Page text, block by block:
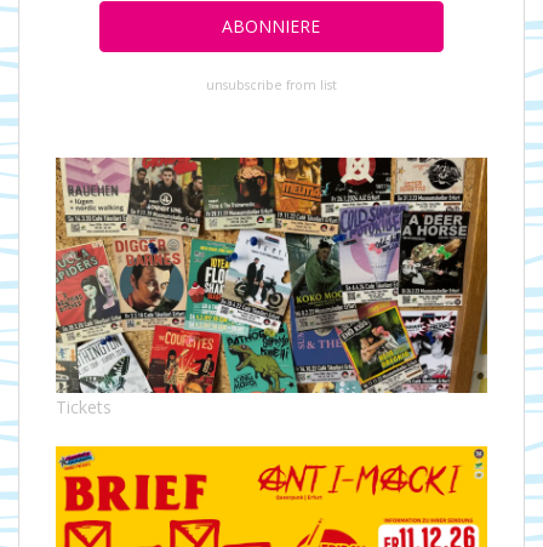
unsubscribe from list
Tickets